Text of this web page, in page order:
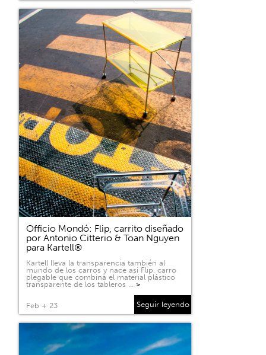
Officio Mondó: Flip, carrito diseñado
por Antonio Citterio & Toan Nguyen
para Kartell®
Kartell lleva la transparencia también al
mundo de los carros y nace así Flip, carro
plegable que combina el material plástico
transparente de los tableros … >
Feb + 23 Seguir leyendo